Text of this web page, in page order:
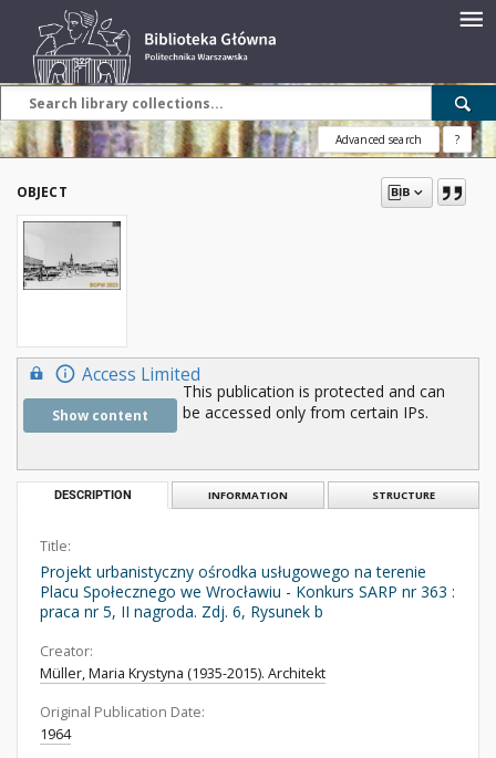
Advanced search ?
OBJECT
Access Limited
Show content
This publication is protected and can
be accessed only from certain IPs.
DESCRIPTION INFORMATION STRUCTURE
Title:
Projekt urbanistyczny ośrodka usługowego na terenie
Placu Społecznego we Wrocławiu - Konkurs SARP nr 363 :
praca nr 5, II nagroda. Zdj. 6, Rysunek b
Creator:
Müller, Maria Krystyna (1935-2015). Architekt
Original Publication Date:
1964